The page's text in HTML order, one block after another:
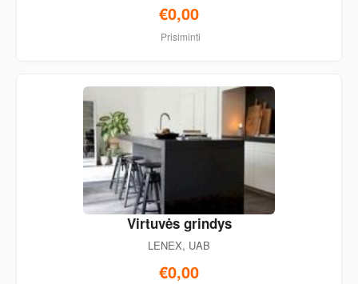
€0,00
Prisiminti
Virtuvės grindys
LENEX, UAB
€0,00